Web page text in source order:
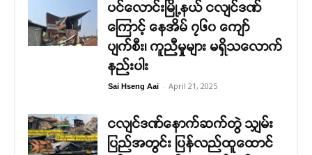
ပင်လောင်းမြို့နယ် ငလျင်ဒဏ်
ကြောင့် နေအိမ် ၇၆၀ ကျော်
ပျက်စီး၊ ကူညီမှုများ မရှိသလောက်
နည်းပါး
Sai Hseng Aai - April 21, 2025
ငလျင်ဒဏ်နောက်ဆက်တွဲ သျှမ်း
ပြည်အတွင်း ပြန်လည်ထူထောင်